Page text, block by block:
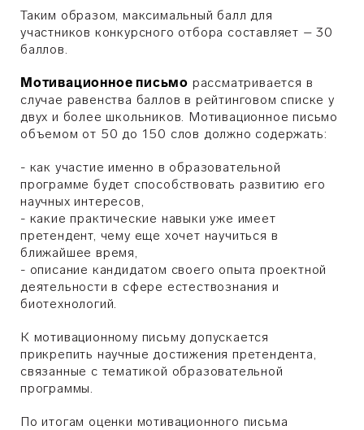
Таким образом, максимальный балл для
участников конкурсного отбора составляет – 30
баллов.
Мотивационное письмо рассматривается в
случае равенства баллов в рейтинговом списке у
двух и более школьников. Мотивационное письмо
объемом от 50 до 150 слов должно содержать:
- как участие именно в образовательной
программе будет способствовать развитию его
научных интересов,
- какие практические навыки уже имеет
претендент, чему еще хочет научиться в
ближайшее время,
- описание кандидатом своего опыта проектной
деятельности в сфере естествознания и
биотехнологий.
К мотивационному письму допускается
прикрепить научные достижения претендента,
связанные с тематикой образовательной
программы.
По итогам оценки мотивационного письма